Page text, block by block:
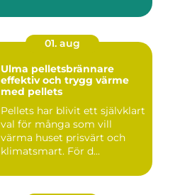
01. aug
Ulma pelletsbrännare
effektiv och trygg värme
med pellets
Pellets har blivit ett självklart
val för många som vill
värma huset prisvärt och
klimatsmart. För d...